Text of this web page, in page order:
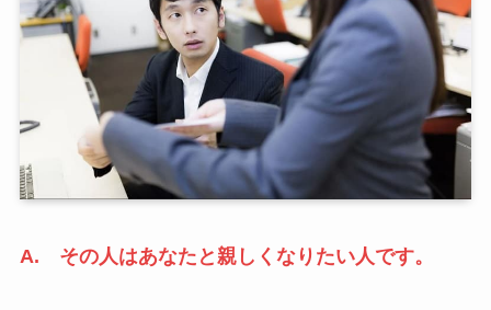
A. その人はあなたと親しくなりたい人です。